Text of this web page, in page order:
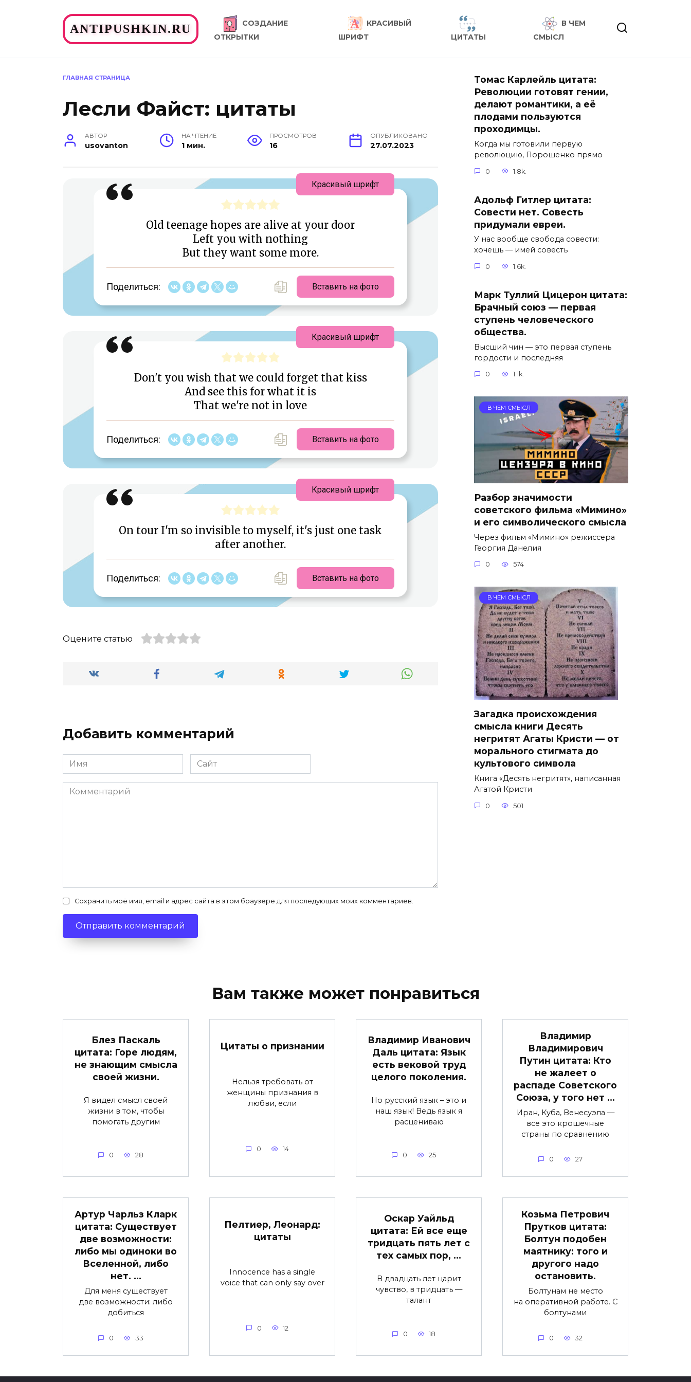
ANTIPUSHKIN.RU
СОЗДАНИЕ
ОТКРЫТКИ
КРАСИВЫЙ
ШРИФТ
ЦИТАТЫ
В ЧЕМ
СМЫСЛ
ГЛАВНАЯ СТРАНИЦА
Лесли Файст: цитаты
АВТОР
usovanton
НА ЧТЕНИЕ
1 мин.
ПРОСМОТРОВ
16
ОПУБЛИКОВАНО
27.07.2023
Old teenage hopes are alive at your door
Left you with nothing
But they want some more.
Поделиться: Вставить на фото
Красивый шрифт
Don't you wish that we could forget that kiss
And see this for what it is
That we're not in love
Поделиться: Вставить на фото
Красивый шрифт
On tour I'm so invisible to myself, it's just one task
after another.
Поделиться: Вставить на фото
Красивый шрифт
Оцените статью
Добавить комментарий
Имя
*
Сайт
Комментарий
Сохранить моё имя, email и адрес сайта в этом браузере для последующих моих комментариев.
Томас Карлейль цитата:
Революции готовят гении,
делают романтики, а её
плодами пользуются
проходимцы.
Когда мы готовили первую
революцию, Порошенко прямо
0 1.8k.
Адольф Гитлер цитата:
Совести нет. Совесть
придумали евреи.
У нас вообще свобода совести:
хочешь — имей совесть
0 1.6k.
Марк Туллий Цицерон цитата:
Брачный союз — первая
ступень человеческого
общества.
Высший чин — это первая ступень
гордости и последняя
0 1.1k.
В ЧЕМ СМЫСЛ
Разбор значимости
советского фильма «Мимино»
и его символического смысла
Через фильм «Мимино» режиссера
Георгия Данелия
0 574
В ЧЕМ СМЫСЛ
Загадка происхождения
смысла книги Десять
негритят Агаты Кристи — от
морального стигмата до
культового символа
Книга «Десять негритят», написанная
Агатой Кристи
0 501
Вам также может понравиться
Блез Паскаль
цитата: Горе людям,
не знающим смысла
своей жизни.
Я видел смысл своей
жизни в том, чтобы
помогать другим
0 28
Цитаты о признании
Нельзя требовать от
женщины признания в
любви, если
0 14
Владимир Иванович
Даль цитата: Язык
есть вековой труд
целого поколения.
Но русский язык – это и
наш язык! Ведь язык я
расцениваю
0 25
Владимир
Владимирович
Путин цитата: Кто
не жалеет о
распаде Советского
Союза, у того нет …
Иран, Куба, Венесуэла —
все это крошечные
страны по сравнению
0 27
Артур Чарльз Кларк
цитата: Существует
две возможности:
либо мы одиноки во
Вселенной, либо
нет. …
Для меня существует
две возможности: либо
добиться
0 33
Пелтиер, Леонард:
цитаты
Innocence has a single
voice that can only say over
0 12
Оскар Уайльд
цитата: Ей все еще
тридцать пять лет с
тех самых пор, …
В двадцать лет царит
чувство, в тридцать —
талант
0 18
Козьма Петрович
Прутков цитата:
Болтун подобен
маятнику: того и
другого надо
остановить.
Болтунам не место
на оперативной работе. С
болтунами
0 32